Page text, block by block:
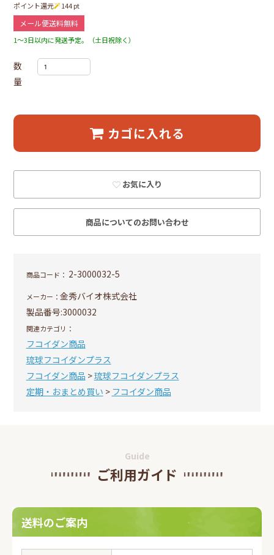
ポイント還元
144pt
メール便送料無料
1～3日以内に発送予定。（土日祝除く）
数
量
カゴに入れる
お気に入り
商品についてのお問い合わせ
商品コード： 2-3000032-5
メーカー： 金秀バイオ株式会社
製品番号:3000032
関連カテゴリ：
フコイダン商品
琉球フコイダンプラス
フコイダン商品 >琉球フコイダンプラス
定期・おまとめ買い > フコイダン商品
Guide
ご利用ガイド
送料のご案内